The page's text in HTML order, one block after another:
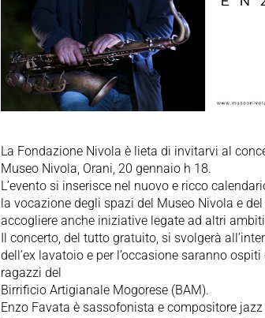
La Fondazione Nivola è lieta di invitarvi al
Museo Nivola, Orani, 20 gennaio h 18.
L’evento si inserisce nel nuovo e ricco
la vocazione degli spazi del Museo Nivola e
accogliere anche iniziative legate ad altri
Il concerto, del tutto gratuito, si svolgerà
dell’ex lavatoio e per l’occasione saranno
ragazzi del
Birrificio Artigianale Mogorese (BAM).
Enzo Favata è sassofonista e compositore